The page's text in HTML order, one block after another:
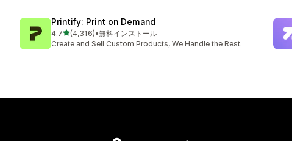
Printify: Print on Demand
4.75つ星中
(4,316)
合計レビュー数：4316件
•無料インストール
Create and Sell Custom Products, We Handle the Rest.